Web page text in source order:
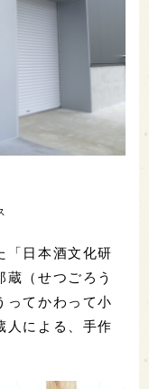
「日本酒文化研
（せつごろう
ってかわって小
人による、手作